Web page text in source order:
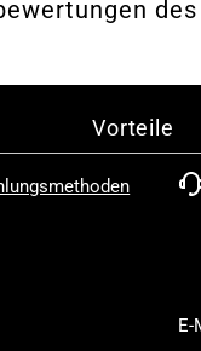
Vorteile